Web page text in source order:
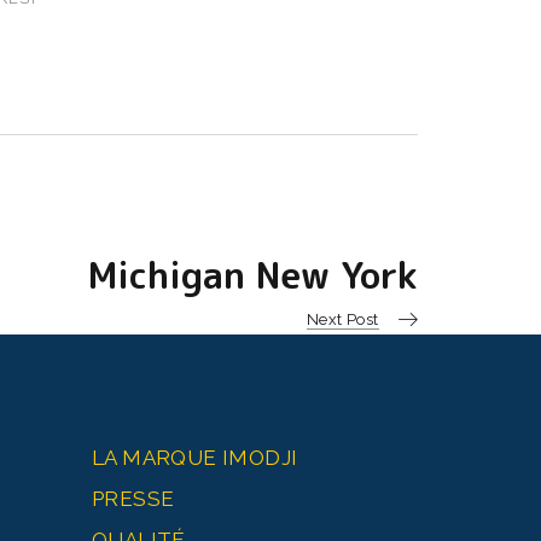
Michigan New York
Next Post
LA MARQUE IMODJI
PRESSE